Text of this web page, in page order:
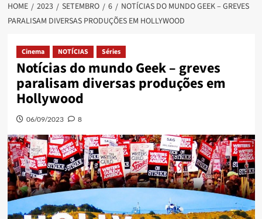
HOME 2023 SETEMBRO 6
NOTÍCIAS DO MUNDO GEEK – GREVES
PARALISAM DIVERSAS PRODUÇÕES EM HOLLYWOOD
Cinema NOTÍCIAS Séries
Notícias do mundo Geek – greves
paralisam diversas produções em
Hollywood
06/09/2023 8